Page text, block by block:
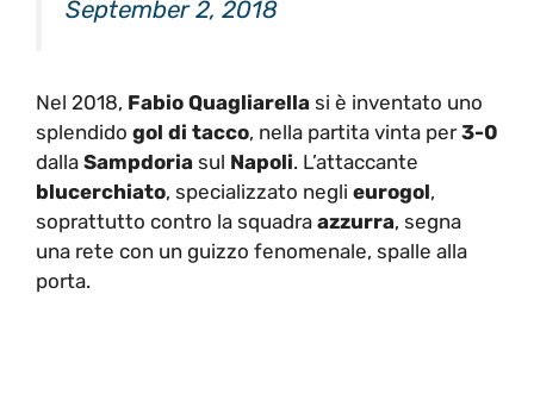
splendidogol di tacco, nella partita vinta per3-0
dallaSampdoriasulNapoli. L’attaccante
blucerchiato, specializzato neglieurogol
soprattutto contro la squadraazzurra, segna
una rete con un guizzo fenomenale, spalle alla
porta.